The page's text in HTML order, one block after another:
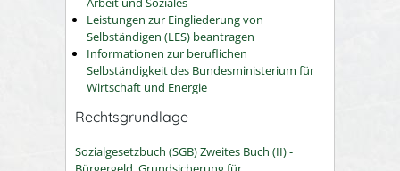
Leistungen zur Eingliederung von
Selbständigen (LES) beantragen
Informationen zur beruflichen
Selbständigkeit des Bundesministerium für
Wirtschaft und Energie
Rechtsgrundlage
Sozialgesetzbuch (SGB) Zweites Buch (II) -